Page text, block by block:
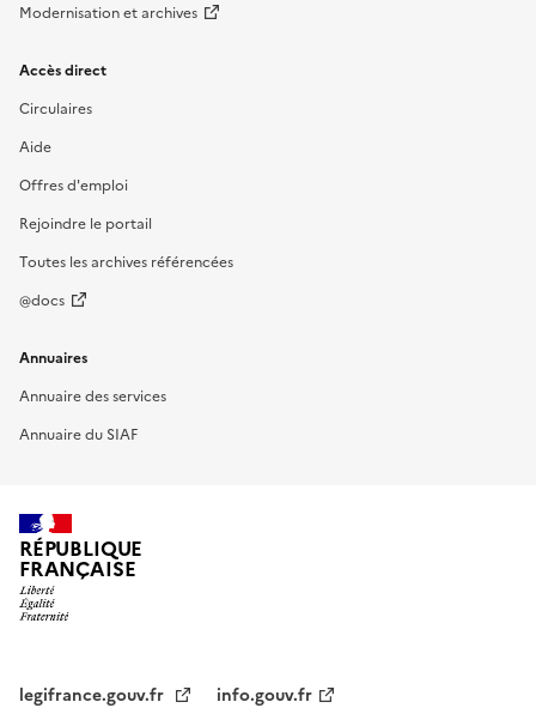
Modernisation et archives
Accès direct
Circulaires
Aide
Offres d'emploi
Rejoindre le portail
Toutes les archives référencées
@docs
Annuaires
Annuaire des services
Annuaire du SIAF
RÉPUBLIQUE
FRANÇAISE
legifrance.gouv.fr info.gouv.fr